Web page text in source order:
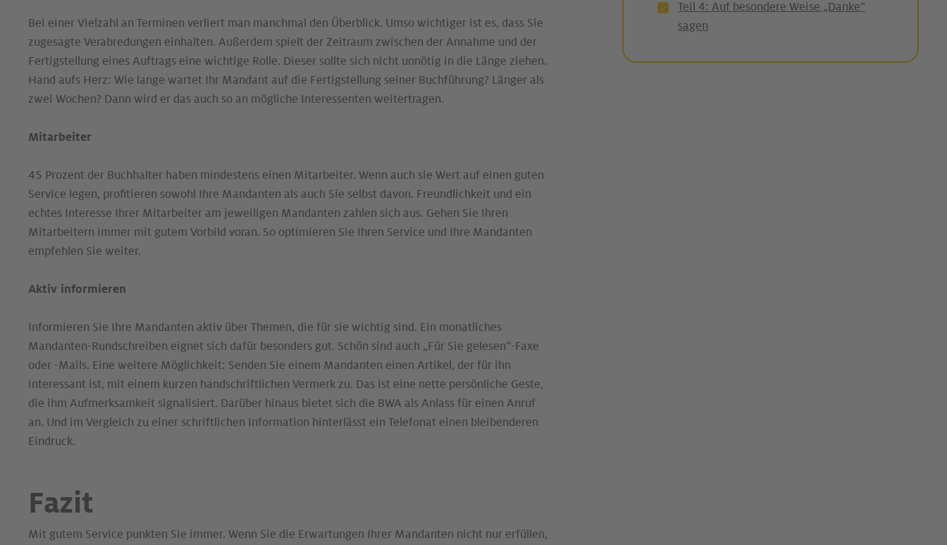
Bei einer Vielzahl an Terminen verliert man manchmal den Überblick. Umso wichtiger ist es, dass Sie
zugesagte Verabredungen einhalten. Außerdem spielt der Zeitraum zwischen der Annahme und der
Fertigstellung eines Auftrags eine wichtige Rolle. Dieser sollte sich nicht unnötig in die Länge ziehen.
Hand aufs Herz: Wie lange wartet Ihr Mandant auf die Fertigstellung seiner Buchführung? Länger als
zwei Wochen? Dann wird er das auch so an mögliche Interessenten weitertragen.
Mitarbeiter
45 Prozent der Buchhalter haben mindestens einen Mitarbeiter. Wenn auch sie Wert auf einen guten
Service legen, profitieren sowohl Ihre Mandanten als auch Sie selbst davon. Freundlichkeit und ein
echtes Interesse Ihrer Mitarbeiter am jeweiligen Mandanten zahlen sich aus. Gehen Sie Ihren
Mitarbeitern immer mit gutem Vorbild voran. So optimieren Sie Ihren Service und Ihre Mandanten
empfehlen Sie weiter.
Aktiv informieren
Informieren Sie Ihre Mandanten aktiv über Themen, die für sie wichtig sind. Ein monatliches
Mandanten-Rundschreiben eignet sich dafür besonders gut. Schön sind auch „Für Sie gelesen“-Faxe
oder -Mails. Eine weitere Möglichkeit: Senden Sie einem Mandanten einen Artikel, der für ihn
interessant ist, mit einem kurzen handschriftlichen Vermerk zu. Das ist eine nette persönliche Geste,
die ihm Aufmerksamkeit signalisiert. Darüber hinaus bietet sich die BWA als Anlass für einen Anruf
an. Und im Vergleich zu einer schriftlichen Information hinterlässt ein Telefonat einen bleibenderen
Eindruck.
Fazit
Mit gutem Service punkten Sie immer. Wenn Sie die Erwartungen Ihrer Mandanten nicht nur erfüllen,
Teil 4: Auf besondere Weise „Danke“
sagen